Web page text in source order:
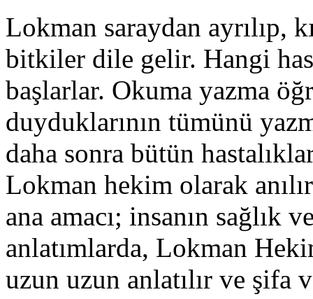
Lokman saraydan ayrılıp,
bitkiler dile gelir. Hangi
başlarlar. Okuma yazma
duyduklarının tümünü
daha sonra bütün
Lokman hekim olarak
ana amacı; insanın sağlık
anlatımlarda, Lokman
uzun uzun anlatılır ve şifa